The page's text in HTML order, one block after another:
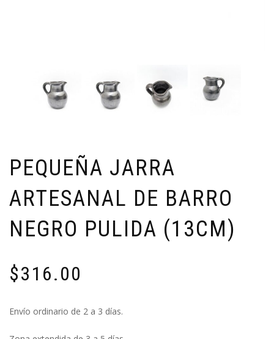
PEQUEÑA JARRA
ARTESANAL DE BARRO
NEGRO PULIDA (13CM)
$316.00
Envío ordinario de 2 a 3 días.